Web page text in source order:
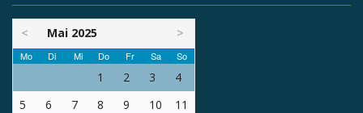
< Mai 2025 >
Mo Di Mi Do Fr Sa So
1 2 3
4
5
6 7 8 9 10
11